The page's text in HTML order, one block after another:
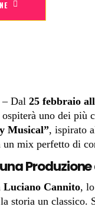
– Dal 25 febbraio
uno dei più
Musical”, ispirato
mix perfetto di
Luciano Cannito,
storia un classico.